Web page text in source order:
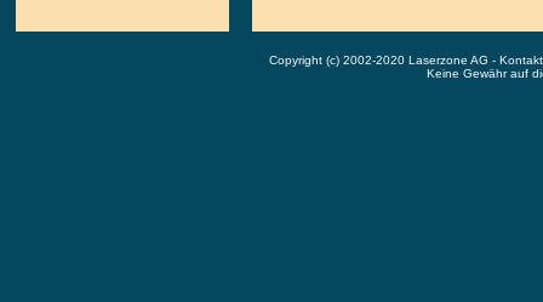
Copyright (c) 2002-2020 Laserzone AG -
Keine Gewähr auf